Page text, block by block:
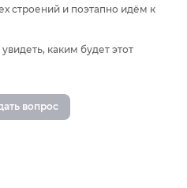
строений и поэтапно идём к
каким будет этот
вопрос